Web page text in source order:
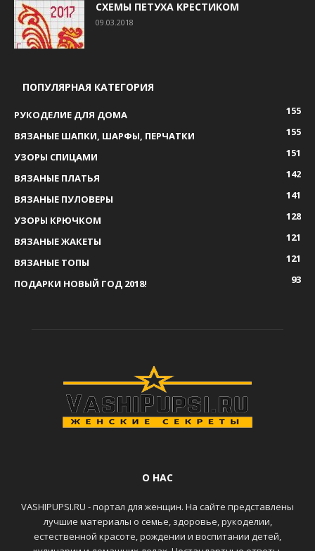
СХЕМЫ ПЕТУХА КРЕСТИКОМ
09.03.2018
ПОПУЛЯРНАЯ КАТЕГОРИЯ
РУКОДЕЛИЕ ДЛЯ ДОМА
155
ВЯЗАНЫЕ ШАПКИ, ШАРФЫ, ПЕРЧАТКИ
155
УЗОРЫ СПИЦАМИ
151
ВЯЗАНЫЕ ПЛАТЬЯ
142
ВЯЗАНЫЕ ПУЛОВЕРЫ
141
УЗОРЫ КРЮЧКОМ
128
ВЯЗАНЫЕ ЖАКЕТЫ
121
ВЯЗАНЫЕ ТОПЫ
121
ПОДАРКИ НОВЫЙ ГОД 2018!
93
О НАС
VASHIPUPSI.RU - портал для женщин. На сайте представлены
лучшие материалы о семье, здоровье, рукоделии,
естественной красоте, рождении и воспитании детей,